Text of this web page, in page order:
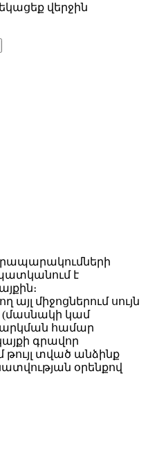
վերջին
է
միջոցներում սույն
(մասնակի կամ
համար
գրավոր
թույլ տված անձինք
օրենքով